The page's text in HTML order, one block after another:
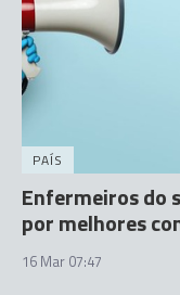
PAÍS
Enfermeiros do
por melhores
16 Mar 07:47